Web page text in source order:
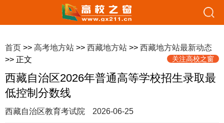
首页 >> 高考地方站 >> 西藏地方站 >> 西藏地方站最新动态
>> 正文
关注高校之窗
西藏自治区2026年普通高等学校招生录取最
低控制分数线
西藏自治区教育考试院 2026-06-25